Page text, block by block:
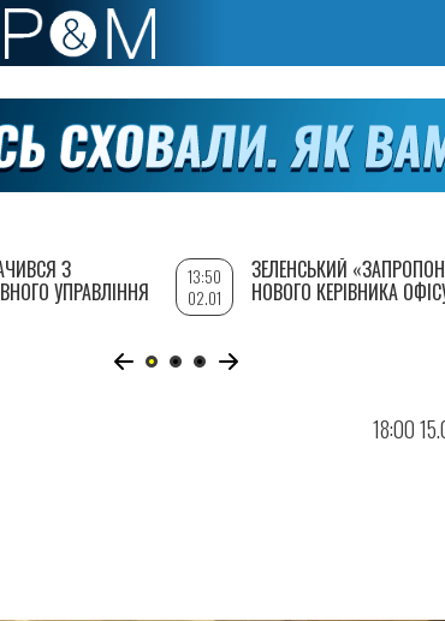
18:00
З
УПРАВЛІННЯ
13:50
02.01
ЗЕЛЕНСЬКИЙ
НОВОГО КЕРІВНИКА